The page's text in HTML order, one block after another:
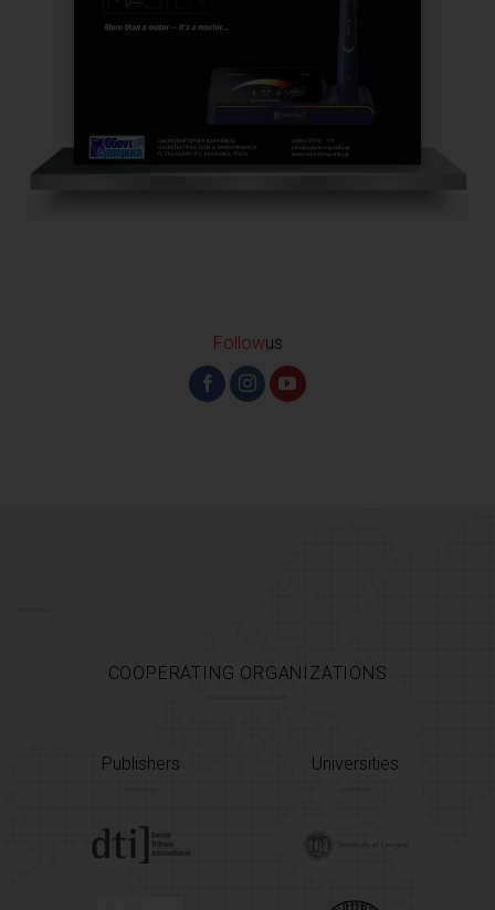
Followus
COOPERATING ORGANIZATIONS
Publishers Universities